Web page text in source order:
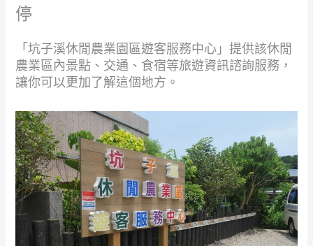
停
「坑子溪休閒農業園區遊客服務中心」提供該休閒
農業區內景點、交通、食宿等旅遊資訊諮詢服務，
讓你可以更加了解這個地方。